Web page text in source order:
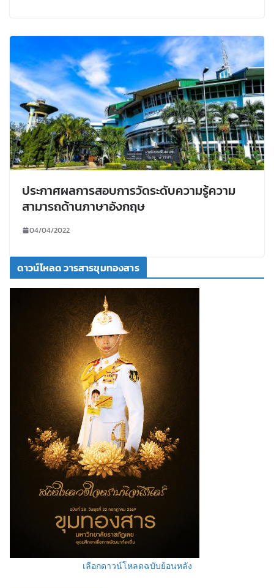
ประกาศผลการสอบการวัดระดับความรู้ความ
สามารถด้านภาษาอังกฤษ
04/04/2022
ดาวน์โหลด วารสารขุมทองสาร
เลือกดาวน์โหลดฉบับย้อนหลัง